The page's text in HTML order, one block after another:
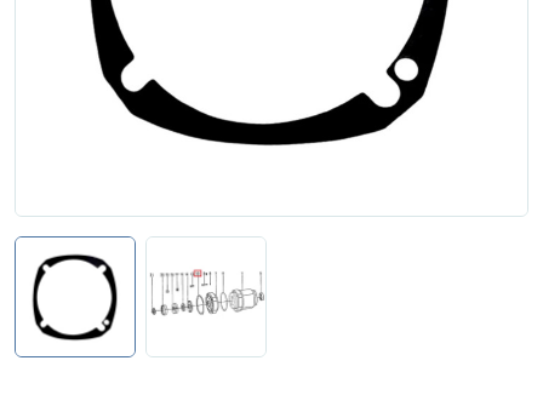
Dowiedz się więcej
Aktualności i porady
Płatności i dostawa
Regulamin
Polityka prywatności
i cookies
Skontaktuj się z nami